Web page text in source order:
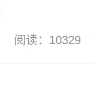
阅读：10329